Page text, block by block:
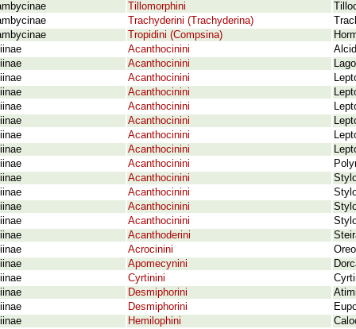
Tillomorphini
Trachyderini (Trachyderina)
Tropidini (Compsina)
Acanthocinini
Acanthocinini
Acanthocinini
Acanthocinini
Acanthocinini
Acanthocinini
Acanthocinini
Acanthocinini
Acanthocinini
Acanthocinini
Acanthocinini
Acanthocinini
Acanthocinini
Acanthoderini
Acrocinini
Apomecynini
Cyrtinini
Desmiphorini
Desmiphorini
Hemilophini